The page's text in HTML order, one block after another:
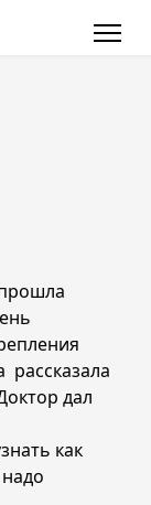
рассказала
дал
как